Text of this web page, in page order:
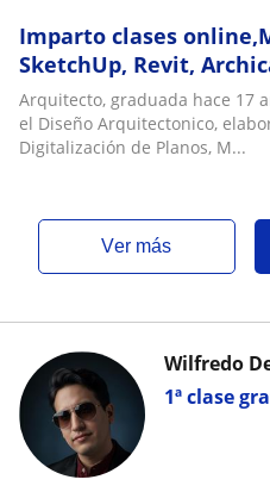
Imparto clases
SketchUp, Revit,
Arquitecto, graduada hace 17
el Diseño Arquitectonico,
Digitalización de Planos, M...
ver más
1ª clase
Wilfredo